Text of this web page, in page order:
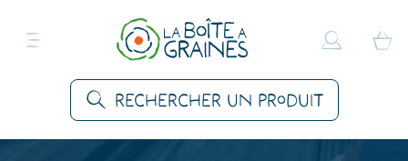
Rechercher un produit